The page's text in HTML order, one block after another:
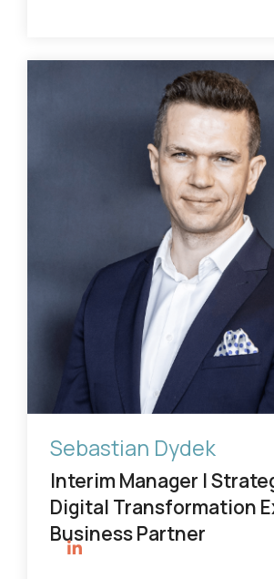
Sebastian Dydek
Interim Manager |
Digital Transformation
Business Partner